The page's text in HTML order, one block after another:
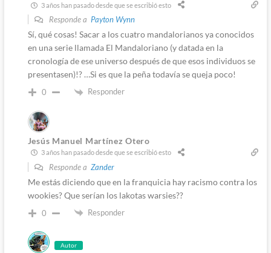
3 años han pasado desde que se escribió esto
Responde a Payton Wynn
Sí, qué cosas! Sacar a los cuatro mandalorianos ya conocidos
en una serie llamada El Mandaloriano (y datada en la
cronología de ese universo después de que esos individuos se
presentasen)!? …Si es que la peña todavía se queja poco!
0 Responder
Jesús Manuel Martínez Otero
3 años han pasado desde que se escribió esto
Responde a Zander
Me estás diciendo que en la franquicia hay racismo contra los
wookies? Que serían los lakotas warsies??
0 Responder
Autor